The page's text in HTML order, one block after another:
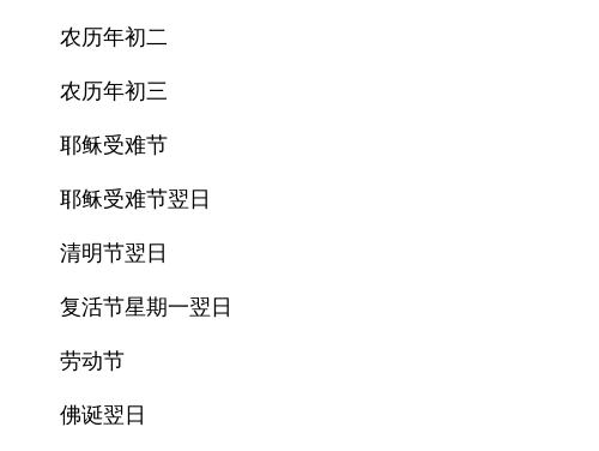
农历年初二
农历年初三
耶稣受难节
耶稣受难节翌日
清明节翌日
复活节星期一翌日
劳动节
佛诞翌日